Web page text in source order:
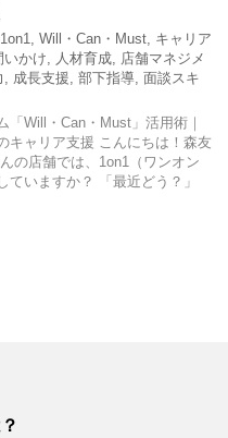
1on1, Will・Can・Must, キャリア
いかけ, 人材育成, 店舗マネジメ
, 成長支援, 部下指導, 面談スキ
「Will・Can・Must」活用術｜
キャリア支援 こんにちは！森友
の店舗では、1on1（ワンオン
ていますか？ 「最近どう？」